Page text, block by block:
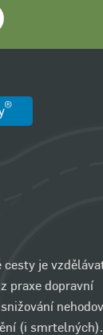
cesty je
praxe dopravní
(i smrtelných).